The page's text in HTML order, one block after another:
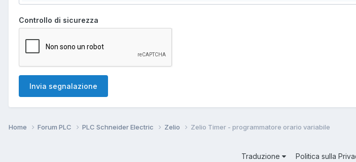
Controllo di sicurezza
Invia segnalazione
Home Forum PLC PLC Schneider Electric Zelio Zelio Timer - programmatore orario variabile
Traduzione Politica sulla